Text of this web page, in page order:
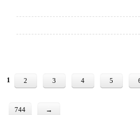
1 2 3 4 5
744 →